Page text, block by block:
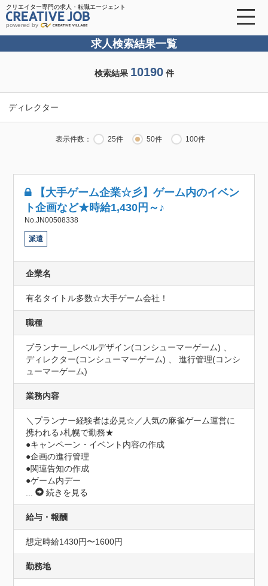
クリエイター専門の求人・転職エージェント
powered by
求人検索結果一覧
検索結果 10190件
ディレクター
表示件数： 25件 50件 100件
【大手ゲーム企業☆彡】ゲーム内のイベン
ト企画など★時給1,430円～♪
No.JN00508338
派遣
企業名
有名タイトル多数☆大手ゲーム会社！
職種
プランナー_レベルデザイン(コンシューマーゲーム) 、
ディレクター(コンシューマーゲーム) 、 進行管理(コンシ
ューマーゲーム)
業務内容
＼プランナー経験者は必見☆／人気の麻雀ゲーム運営に
携われる♪札幌で勤務★
●キャンペーン・イベント内容の作成
●企画の進行管理
●関連告知の作成
●ゲーム内デー
...
続きを見る
給与・報酬
想定時給1430円〜1600円
勤務地